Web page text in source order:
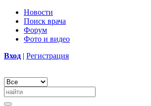
Новости
Поиск врача
Форум
Фото и видео
Вход | Регистрация